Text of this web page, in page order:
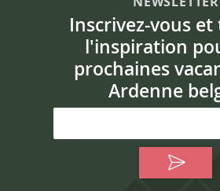
Inscrivez-vous
l'inspiration
prochaines
Ardenne